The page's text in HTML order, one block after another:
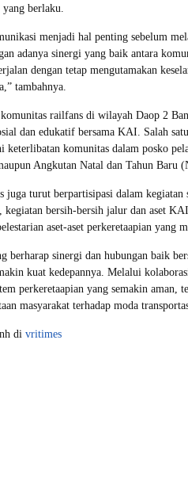
berlaku.
menjadi hal penting sebelum
adanya sinergi yang baik antara
dengan tetap mengutamakan
tambahnya.
railfans di wilayah Daop 2
dan edukatif bersama KAI. Salah
keterlibatan komunitas dalam posko
Angkutan Natal dan Tahun Baru
juga turut berpartisipasi dalam kegiatan
kegiatan bersih-bersih jalur dan aset
aset-aset perkeretaapian yang
berharap sinergi dan hubungan baik
kuat kedepannya. Melalui
perkeretaapian yang semakin aman,
masyarakat terhadap moda
di vritimes